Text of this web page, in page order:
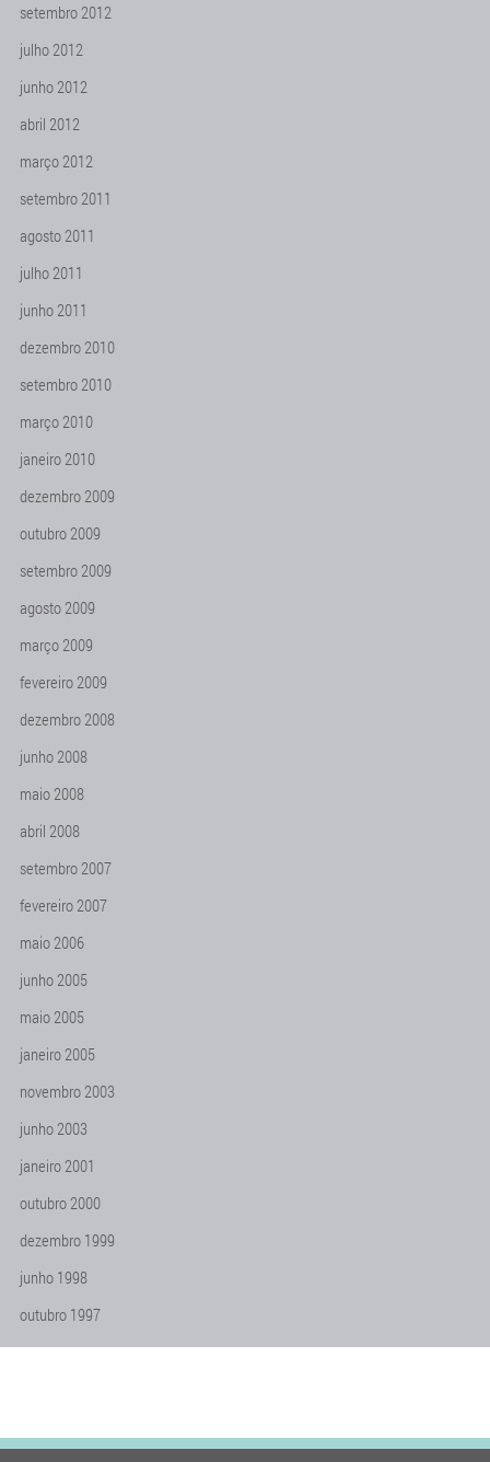
setembro 2012
julho 2012
junho 2012
abril 2012
março 2012
setembro 2011
agosto 2011
julho 2011
junho 2011
dezembro 2010
setembro 2010
março 2010
janeiro 2010
dezembro 2009
outubro 2009
setembro 2009
agosto 2009
março 2009
fevereiro 2009
dezembro 2008
junho 2008
maio 2008
abril 2008
setembro 2007
fevereiro 2007
maio 2006
junho 2005
maio 2005
janeiro 2005
novembro 2003
junho 2003
janeiro 2001
outubro 2000
dezembro 1999
junho 1998
outubro 1997